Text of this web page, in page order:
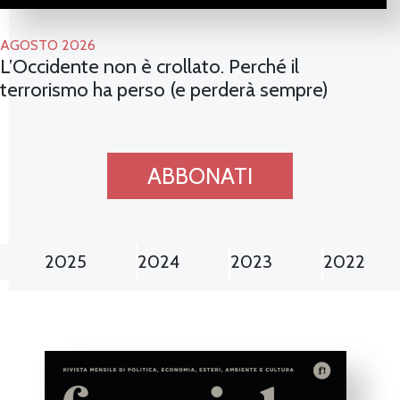
AGOSTO 2026
L’Occidente non è crollato. Perché il
terrorismo ha perso (e perderà sempre)
ABBONATI
2025 2024 2023 2022